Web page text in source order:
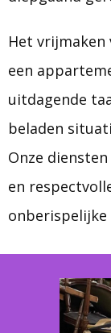
Het
een
uitdagende
beladen
Onze
en